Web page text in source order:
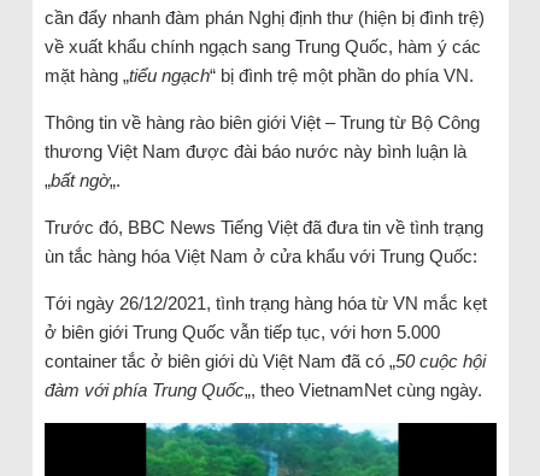
cần đẩy nhanh đàm phán Nghị định thư (hiện bị đình trệ)
về xuất khẩu chính ngạch sang Trung Quốc, hàm ý các
mặt hàng „tiểu ngạch“ bị đình trệ một phần do phía VN.
Thông tin về hàng rào biên giới Việt – Trung từ Bộ Công
thương Việt Nam được đài báo nước này bình luận là
„bất ngờ„.
Trước đó, BBC News Tiếng Việt đã đưa tin về tình trạng
ùn tắc hàng hóa Việt Nam ở cửa khẩu với Trung Quốc:
Tới ngày 26/12/2021, tình trạng hàng hóa từ VN mắc kẹt
ở biên giới Trung Quốc vẫn tiếp tục, với hơn 5.000
container tắc ở biên giới dù Việt Nam đã có „50 cuộc hội
đàm với phía Trung Quốc„, theo VietnamNet cùng ngày.